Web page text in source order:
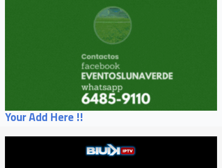
Your Add Here !!